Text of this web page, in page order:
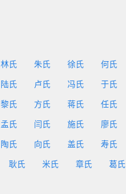
林氏 朱氏 徐氏 何氏
陆氏 卢氏 冯氏 于氏
黎氏 方氏 蒋氏 任氏
孟氏 闫氏 施氏 廖氏
陶氏 向氏 盖氏 寿氏
耿氏 米氏 章氏 葛氏